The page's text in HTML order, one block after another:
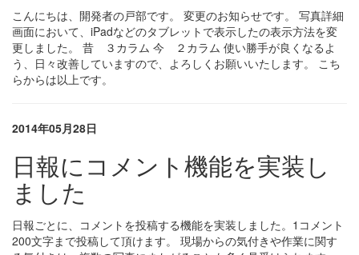
こんにちは、開発者の戸部です。 変更のお知らせです。 写真詳細
画面において、iPadなどのタブレットで表示したの表示方法を変
更しました。 昔 ３カラム 今 ２カラム 使い勝手が良くなるよ
う、日々改善していますので、よろしくお願いいたします。 こち
らからは以上です。
2014年05月28日
日報にコメント機能を実装し
ました
日報ごとに、コメントを投稿する機能を実装しました。1コメント
200文字まで投稿して頂けます。 現場からの気付きや作業に関す